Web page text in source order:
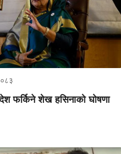
फर्किने शेख हसिनाको घोषणा